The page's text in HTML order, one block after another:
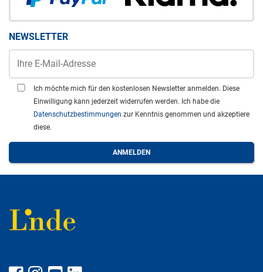
NEWSLETTER
Ich möchte mich für den kostenlosen Newsletter anmelden. Diese
Einwilligung kann jederzeit widerrufen werden. Ich habe die
Datenschutzbestimmungen zur Kenntnis genommen und akzeptiere
diese.